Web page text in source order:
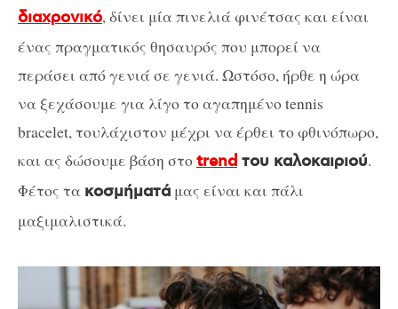
διαχρονικό, δίνει μία πινελιά φινέτσας και είναι
ένας πραγματικός θησαυρός που μπορεί να
περάσει από γενιά σε γενιά. Ωστόσο, ήρθε η ώρα
να ξεχάσουμε για λίγο το αγαπημένο tennis
bracelet, τουλάχιστον μέχρι να έρθει το φθινόπωρο,
και ας δώσουμε βάση στοtrend του καλοκαιριού.
Φέτος τα κοσμήματά μας είναι και πάλι
μαξιμαλιστικά.